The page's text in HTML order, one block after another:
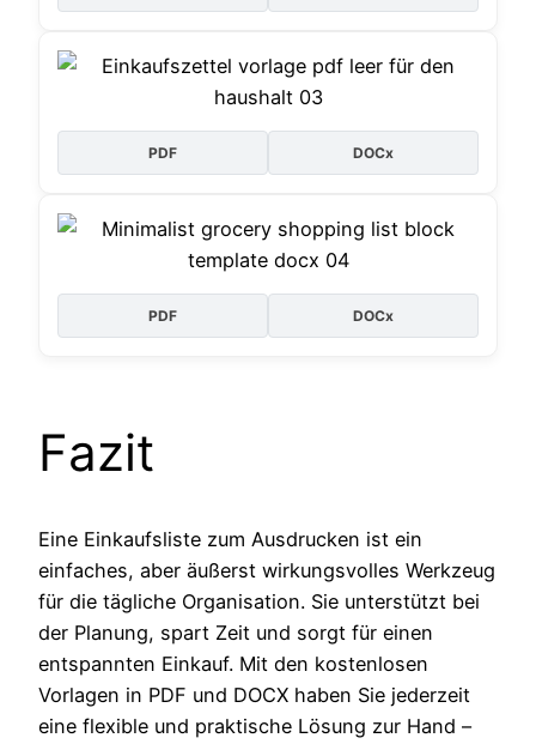
PDF DOCx
PDF DOCx
Fazit
Eine Einkaufsliste zum Ausdrucken ist ein
einfaches, aber äußerst wirkungsvolles Werkzeug
für die tägliche Organisation. Sie unterstützt bei
der Planung, spart Zeit und sorgt für einen
entspannten Einkauf. Mit den kostenlosen
Vorlagen in PDF und DOCX haben Sie jederzeit
eine flexible und praktische Lösung zur Hand –